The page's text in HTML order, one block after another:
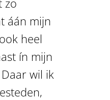
áán mijn
heel
ín mijn
wil ik